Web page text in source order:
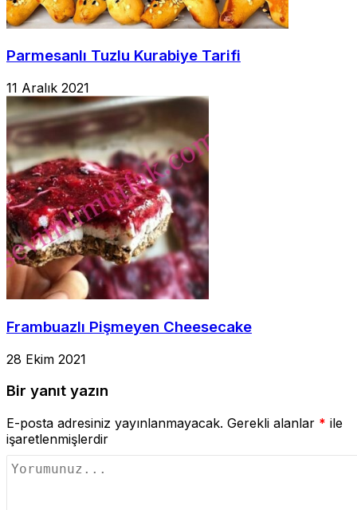
Parmesanlı Tuzlu Kurabiye Tarifi
11 Aralık 2021
Frambuazlı Pişmeyen Cheesecake
28 Ekim 2021
Bir yanıt yazın
E-posta adresiniz yayınlanmayacak. Gerekli alanlar * ile
işaretlenmişlerdir